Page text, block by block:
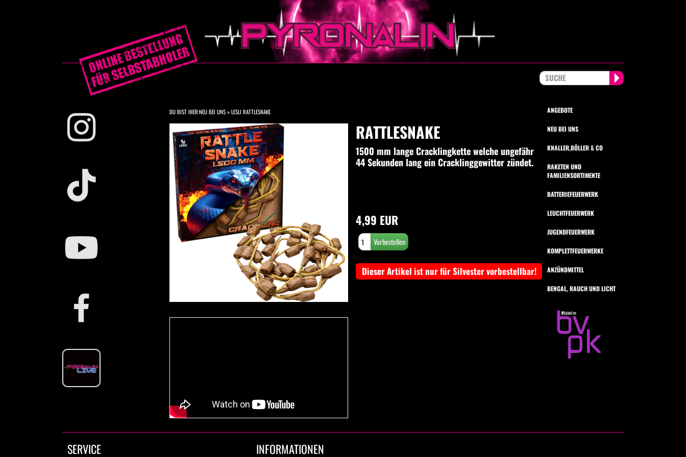
DU BIST HIER:NEU BEI UNS»LESLI RATTLESNAKE
RATTLESNAKE
1500 mm lange Cracklingkette welche ungefähr
44 Sekunden lang ein Cracklinggewitter zündet.
4,99 EUR
Dieser Artikel ist nur für Silvester vorbestellbar!
ANGEBOTE
NEU BEI UNS
KNALLER,BÖLLER & CO
RAKETEN UND
FAMILIENSORTIMENTE
BATTERIEFEUERWERK
LEUCHTFEUERWERK
JUGENDFEUERWERK
KOMPLETTFEUERWERKE
ANZÜNDMITTEL
BENGAL, RAUCH UND LICHT
SERVICE INFORMATIONEN